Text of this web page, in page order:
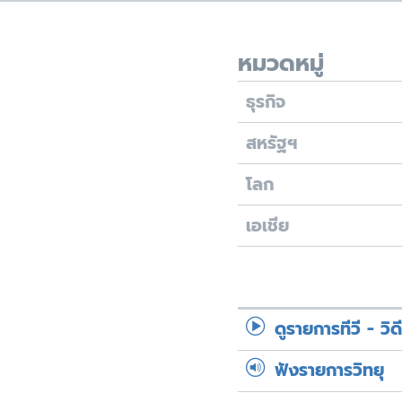
หมวดหมู่
ธุรกิจ
สหรัฐฯ
โลก
เอเชีย
ดูรายการทีวี - วิ
ฟังรายการวิทยุ